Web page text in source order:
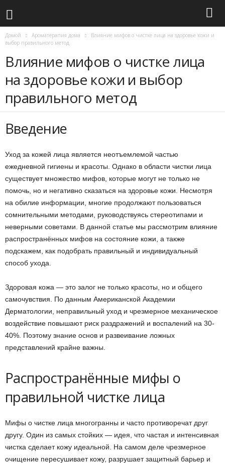
Домой Ароматерапия дома
Влияние мифов о чистке лица на здоровье кожи и
выбор правильного метод
Влияние мифов о чистке лица
на здоровье кожи и выбор
правильного метод
Введение
Уход за кожей лица является неотъемлемой частью
ежедневной гигиены и красоты. Однако в области чистки лица
существует множество мифов, которые могут не только не
помочь, но и негативно сказаться на здоровье кожи. Несмотря
на обилие информации, многие продолжают пользоваться
сомнительными методами, руководствуясь стереотипами и
неверными советами. В данной статье мы рассмотрим влияние
распространённых мифов на состояние кожи, а также
подскажем, как подобрать правильный и индивидуальный
способ ухода.
Здоровая кожа — это залог не только красоты, но и общего
самочувствия. По данным Американской Академии
Дерматологии, неправильный уход и чрезмерное механическое
воздействие повышают риск раздражений и воспалений на 30-
40%. Поэтому знание основ и развеивание ложных
представлений крайне важны.
Распространённые мифы о
правильной чистке лица
Мифы о чистке лица многогранны и часто противоречат друг
другу. Один из самых стойких — идея, что частая и интенсивная
чистка сделает кожу идеальной. На самом деле чрезмерное
очищение пересушивает кожу, разрушает защитный барьер и